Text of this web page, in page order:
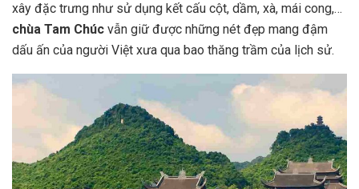
xây đặc trưng như sử dụng kết cấu cột, dầm, xà, mái cong,…
chùa Tam Chúc vẫn giữ được những nét đẹp mang đậm
dấu ấn của người Việt xưa qua bao thăng trầm của lịch sử.